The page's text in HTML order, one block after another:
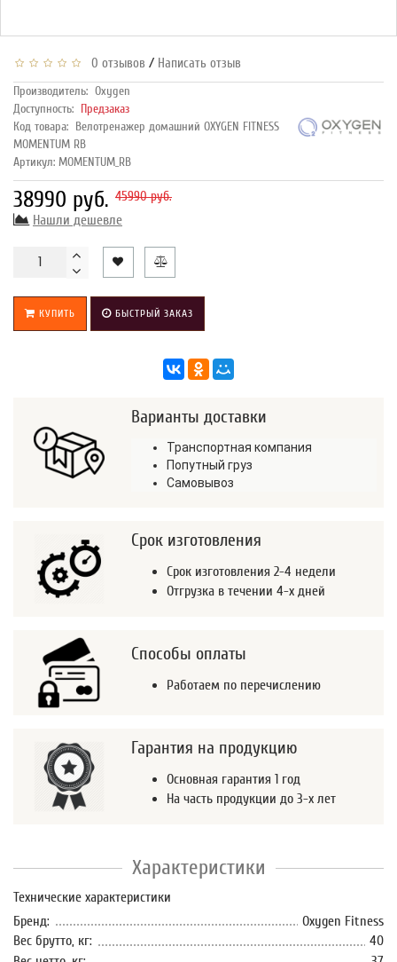
0 отзывов / Написать отзыв
Производитель: Oxygen
Доступность: Предзаказ
Код товара: Велотренажер домашний OXYGEN FITNESS
MOMENTUM RB
Артикул: MOMENTUM_RB
38990 руб. 45990 руб.
Нашли дешевле
КУПИТЬ БЫСТРЫЙ ЗАКАЗ
Варианты доставки
Транспортная компания
Попутный груз
Самовывоз
Срок изготовления
Срок изготовления 2-4 недели
Отгрузка в течении 4-х дней
Способы оплаты
Работаем по перечислению
Гарантия на продукцию
Основная гарантия 1 год
На часть продукции до 3-х лет
Характеристики
Технические характеристики
Бренд:
Oxygen Fitness
Вес брутто, кг:
40